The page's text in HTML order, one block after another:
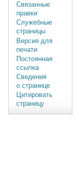
Связанные
правки
Служебные
страницы
Версия для
печати
Постоянная
ссылка
Сведения
о странице
Цитировать
страницу